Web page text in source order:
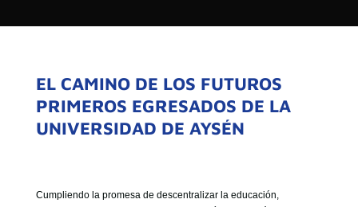
EL CAMINO DE LOS FUTUROS
PRIMEROS EGRESADOS DE LA
UNIVERSIDAD DE AYSÉN
Cumpliendo la promesa de descentralizar la educación,